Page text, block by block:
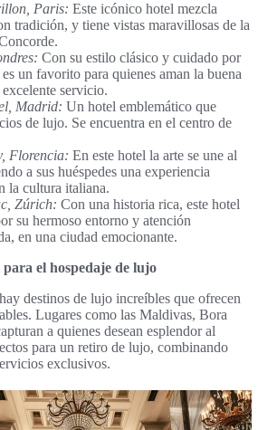
Paris: Este icónico hotel mezcla
tradición, y tiene vistas maravillosas de la
Con su estilo clásico y cuidado por
un favorito para quienes aman la buena
servicio.
Madrid: Un hotel emblemático que
de lujo. Se encuentra en el centro de
Florencia: En este hotel la arte se une al
a sus huéspedes una experiencia
la cultura italiana.
Zúrich: Con una historia rica, este hotel
su hermoso entorno y atención
en una ciudad emocionante.
para el hospedaje de lujo
destinos de lujo increíbles que ofrecen
Lugares como las Maldivas, Bora
a quienes desean esplendor al
para un retiro de lujo, combinando
exclusivos.